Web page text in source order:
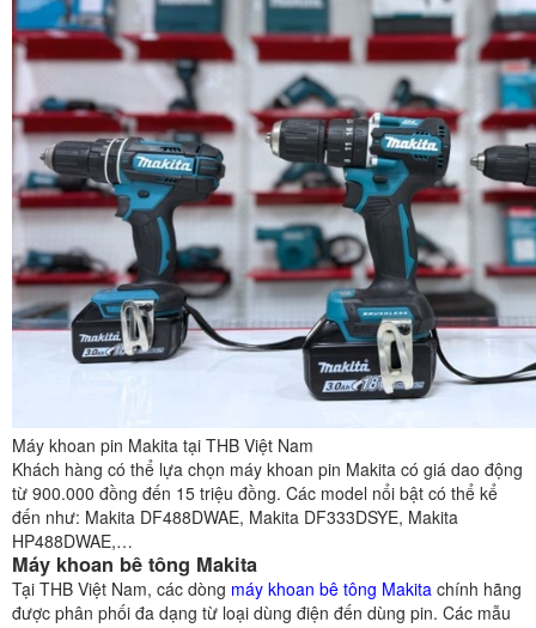
Máy khoan pin Makita tại THB Việt Nam
Khách hàng có thể lựa chọn máy khoan pin Makita có giá dao động
từ 900.000 đồng đến 15 triệu đồng. Các model nổi bật có thể kể
đến như: Makita DF488DWAE, Makita DF333DSYE, Makita
HP488DWAE,…
Máy khoan bê tông Makita
Tại THB Việt Nam, các dòng máy khoan bê tông Makita chính hãng
được phân phối đa dạng từ loại dùng điện đến dùng pin. Các mẫu